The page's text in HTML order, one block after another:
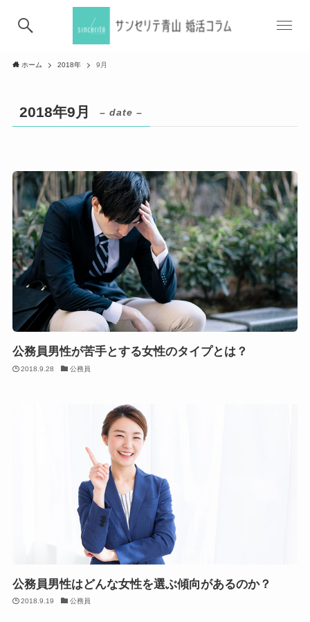
ホーム 2018年 9月
2018年9月 – date –
公務員男性が苦手とする女性のタイプとは？
2018.9.28 公務員
公務員男性はどんな女性を選ぶ傾向があるのか？
2018.9.19 公務員